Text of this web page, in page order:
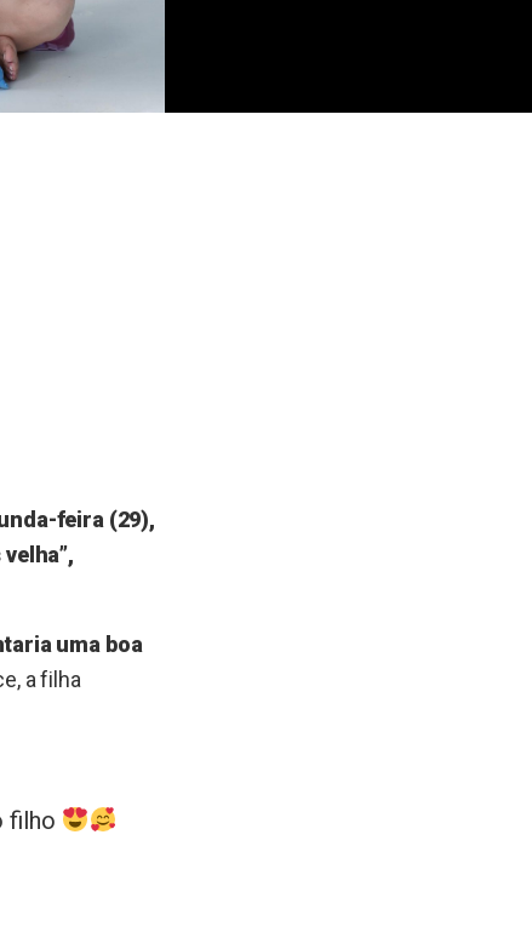
feira (29),
uma boa
a filha
filho